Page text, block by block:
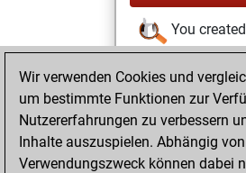
You created
your Studies
Donnerstag,
22, 2021
You
Wir verwenden Cookies und
um bestimmte Funktionen zur
Nutzererfahrungen zu verbessern
Inhalte auszuspielen. Abhängig
Verwendungszweck können dabei